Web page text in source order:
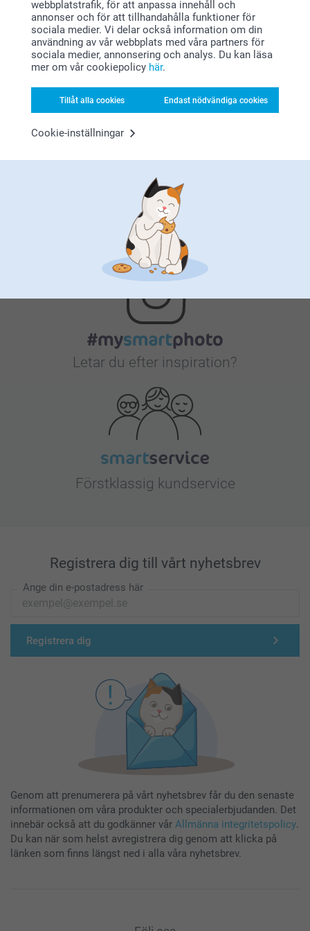
webbplatstrafik, för att anpassa innehåll och
annonser och för att tillhandahålla funktioner för
sociala medier. Vi delar också information om din
användning av vår webbplats med våra partners för
sociala medier, annonsering och analys. Du kan läsa
mer om vår cookiepolicy här.
Tillåt alla cookies Endast nödvändiga cookies
Cookie-inställningar
Bonus på alla dina köp
Letar du efter inspiration?
Förstklassig kundservice
Registrera dig till vårt nyhetsbrev
Ange din e-postadress här
Registrera dig
Genom att prenumerera på vårt nyhetsbrev får du den senaste
informationen om våra produkter och specialerbjudanden. Det
innebär också att du godkänner vår Allmänna integritetspolicy.
Du kan när som helst avregistrera dig genom att klicka på
länken som finns längst ned i alla våra nyhetsbrev.